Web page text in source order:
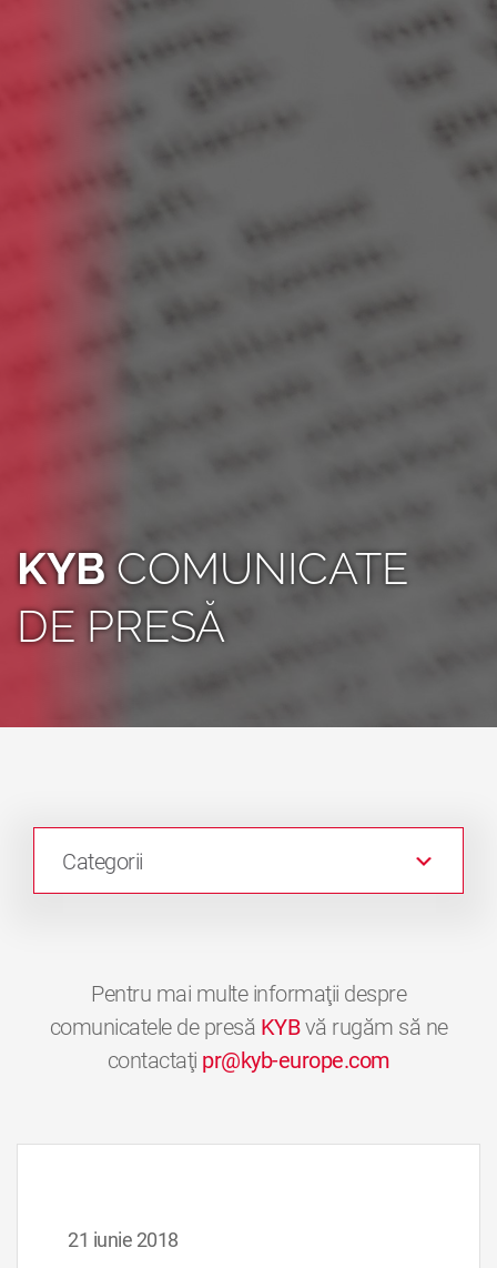
KYB COMUNICATE
DE PRESĂ
Categorii
Pentru mai multe informaţii despre
comunicatele de presă KYBvă rugăm să ne
contactaţi pr@kyb-europe.com
21 iunie 2018